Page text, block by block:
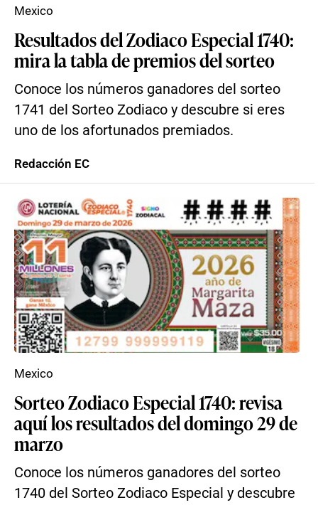
Resultados del Zodiaco Especial 1740:
mira la tabla de premios del sorteo
Conoce los números ganadores del sorteo
1741 del Sorteo Zodiaco y descubre si eres
uno de los afortunados premiados.
Mexico
Redacción EC
Sorteo Zodiaco Especial 1740: revisa
aquí los resultados del domingo 29 de
marzo
Conoce los números ganadores del sorteo
1740 del Sorteo Zodiaco Especial y descubre
Mexico